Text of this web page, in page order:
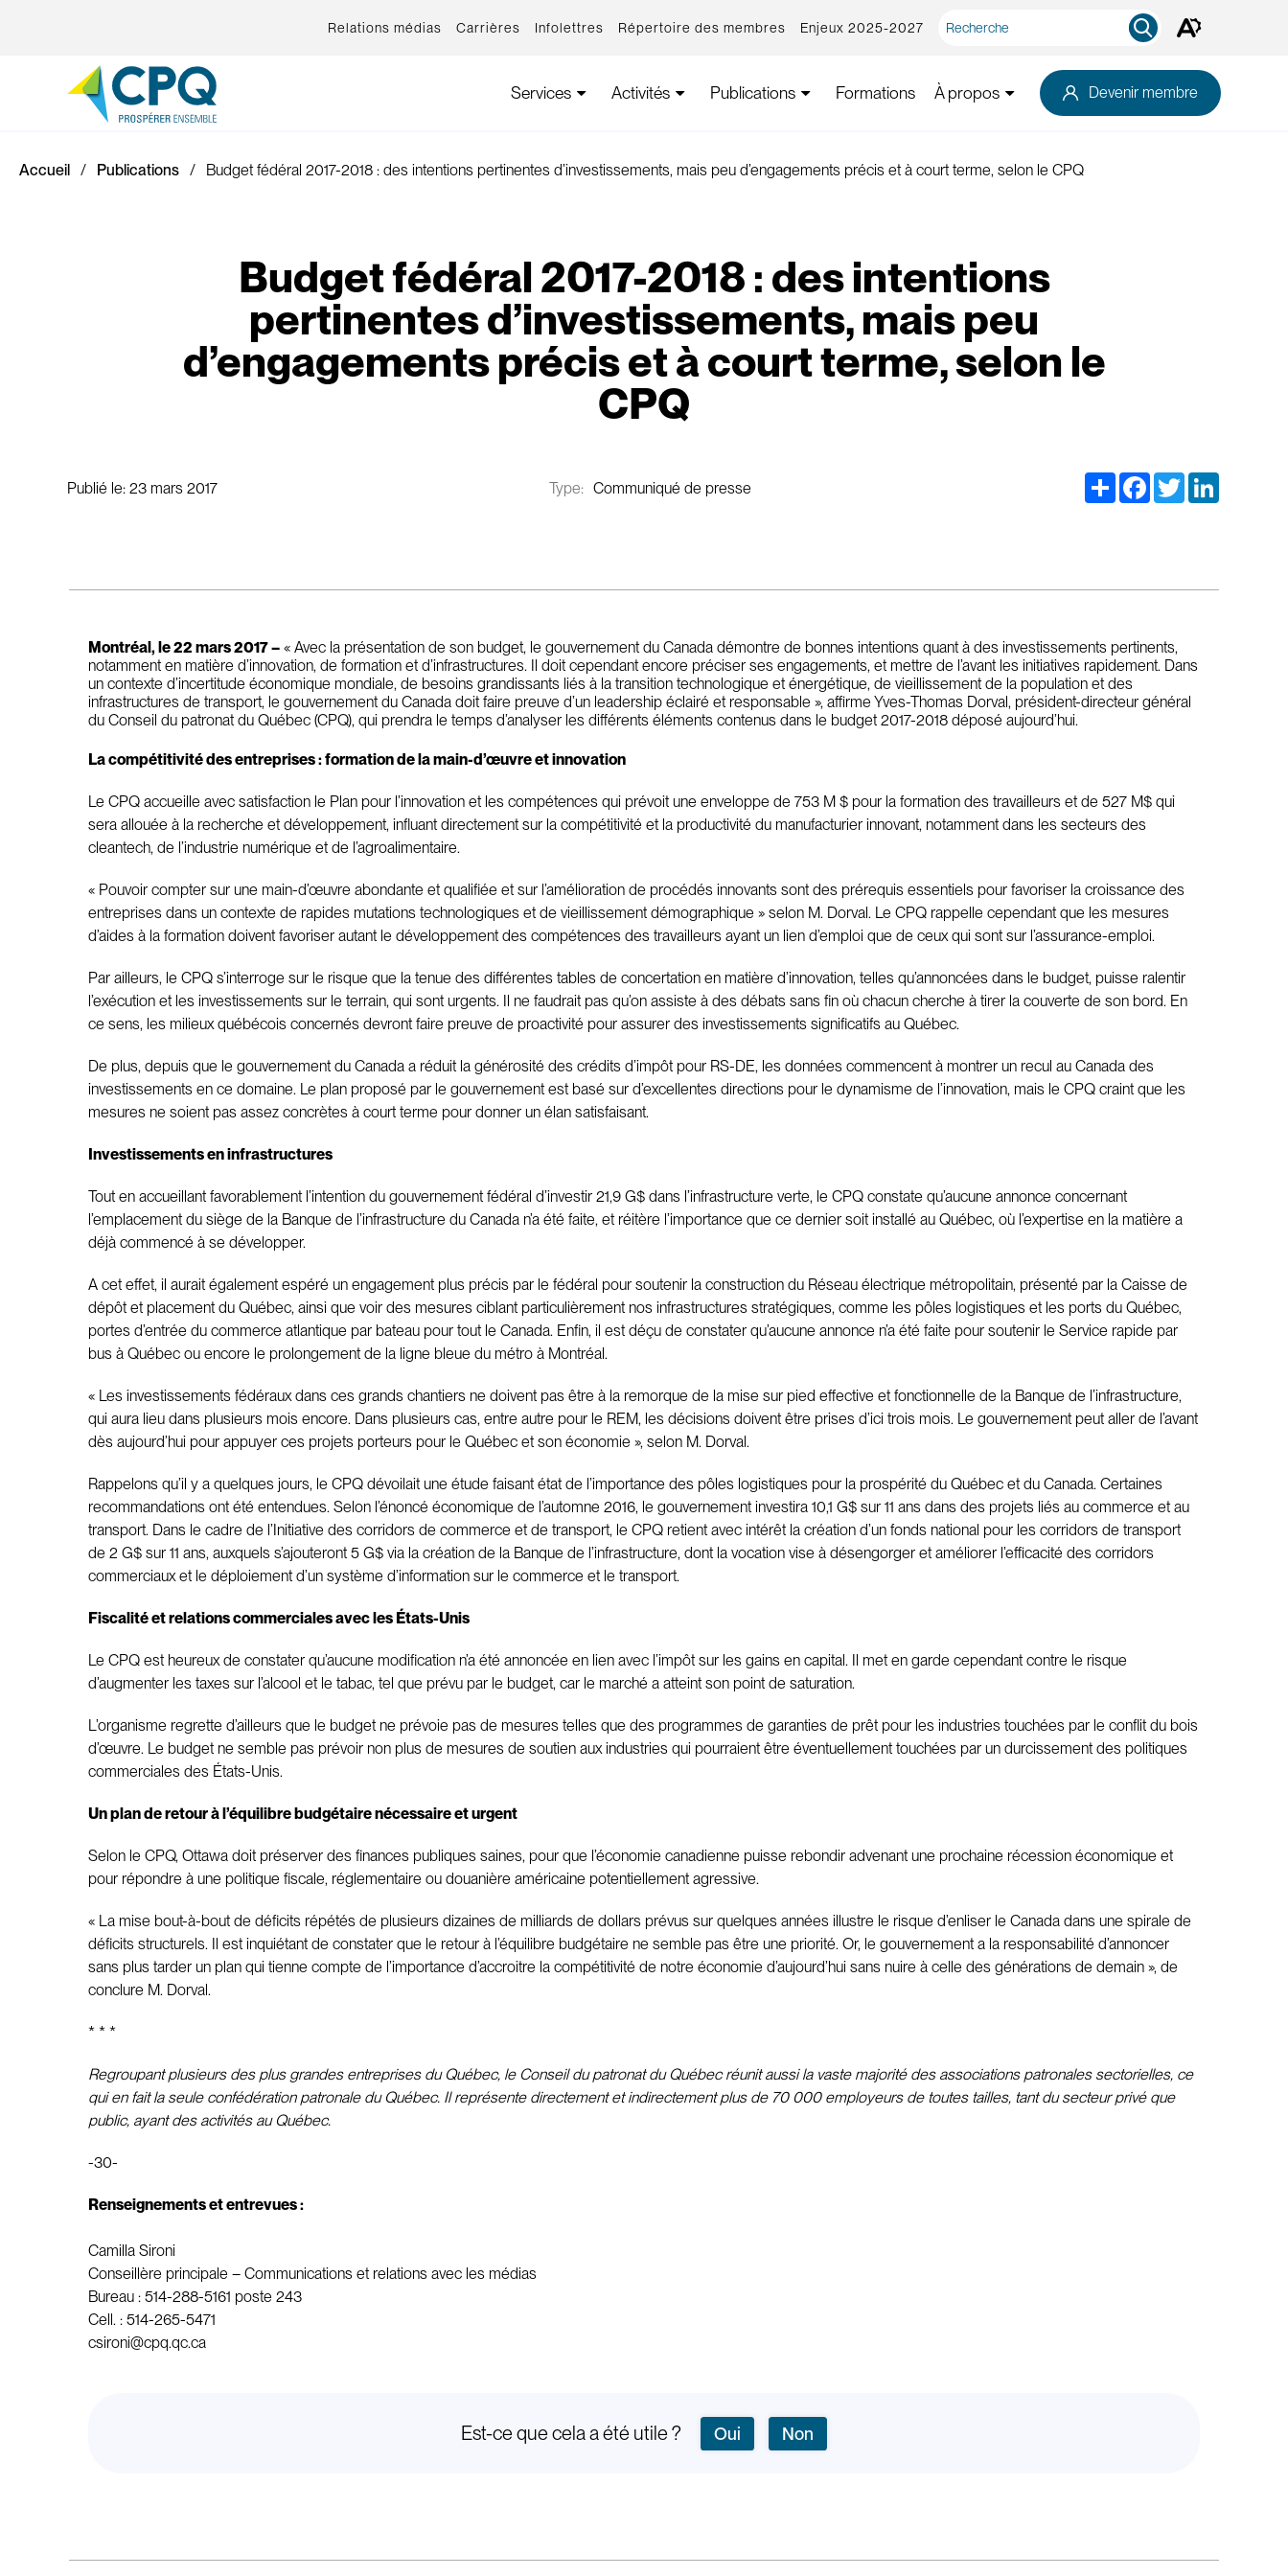
Relations médias Carrières Infolettres Répertoire des membres Enjeux 2025-2027
rapide
Ouvrez
d'outils
d'accessibilité.
Services Activités Publications Formations À propos Devenir membre
Accueil Publications Budget fédéral 2017-2018 : des intentions pertinentes d’investissements, mais peu d’engagements précis et à court terme, selon le CPQ
Budget fédéral 2017-2018 : des intentions
pertinentes d’investissements, mais peu
d’engagements précis et à court terme, selon le
CPQ
Publié le: 23 mars 2017 Type: Communiqué de presse Share Facebook
Twitter
Montréal, le 22 mars 2017 – « Avec la présentation de son budget, le gouvernement du Canada démontre de bonnes intentions quant à des investissements pertinents,
notamment en matière d’innovation, de formation et d’infrastructures. Il doit cependant encore préciser ses engagements, et mettre de l’avant les initiatives rapidement. Dans
un contexte d’incertitude économique mondiale, de besoins grandissants liés à la transition technologique et énergétique, de vieillissement de la population et des
infrastructures de transport, le gouvernement du Canada doit faire preuve d’un leadership éclairé et responsable », affirme Yves-Thomas Dorval, président-directeur général
du Conseil du patronat du Québec (CPQ), qui prendra le temps d’analyser les différents éléments contenus dans le budget 2017-2018 déposé aujourd’hui.
La compétitivité des entreprises : formation de la main-d’œuvre et innovation
Le CPQ accueille avec satisfaction le Plan pour l’innovation et les compétences qui prévoit une enveloppe de 753 M $ pour la formation des travailleurs et de 527 M$ qui
sera allouée à la recherche et développement, influant directement sur la compétitivité et la productivité du manufacturier innovant, notamment dans les secteurs des
cleantech, de l’industrie numérique et de l’agroalimentaire.
« Pouvoir compter sur une main-d’œuvre abondante et qualifiée et sur l’amélioration de procédés innovants sont des prérequis essentiels pour favoriser la croissance des
entreprises dans un contexte de rapides mutations technologiques et de vieillissement démographique » selon M. Dorval. Le CPQ rappelle cependant que les mesures
d’aides à la formation doivent favoriser autant le développement des compétences des travailleurs ayant un lien d’emploi que de ceux qui sont sur l’assurance-emploi.
Par ailleurs, le CPQ s’interroge sur le risque que la tenue des différentes tables de concertation en matière d’innovation, telles qu’annoncées dans le budget, puisse ralentir
l’exécution et les investissements sur le terrain, qui sont urgents. Il ne faudrait pas qu’on assiste à des débats sans fin où chacun cherche à tirer la couverte de son bord. En
ce sens, les milieux québécois concernés devront faire preuve de proactivité pour assurer des investissements significatifs au Québec.
De plus, depuis que le gouvernement du Canada a réduit la générosité des crédits d’impôt pour RS-DE, les données commencent à montrer un recul au Canada des
investissements en ce domaine. Le plan proposé par le gouvernement est basé sur d’excellentes directions pour le dynamisme de l’innovation, mais le CPQ craint que les
mesures ne soient pas assez concrètes à court terme pour donner un élan satisfaisant.
Investissements en infrastructures
Tout en accueillant favorablement l’intention du gouvernement fédéral d’investir 21,9 G$ dans l’infrastructure verte, le CPQ constate qu’aucune annonce concernant
l’emplacement du siège de la Banque de l’infrastructure du Canada n’a été faite, et réitère l’importance que ce dernier soit installé au Québec, où l’expertise en la matière a
déjà commencé à se développer.
A cet effet, il aurait également espéré un engagement plus précis par le fédéral pour soutenir la construction du Réseau électrique métropolitain, présenté par la Caisse de
dépôt et placement du Québec, ainsi que voir des mesures ciblant particulièrement nos infrastructures stratégiques, comme les pôles logistiques et les ports du Québec,
portes d’entrée du commerce atlantique par bateau pour tout le Canada. Enfin, il est déçu de constater qu’aucune annonce n’a été faite pour soutenir le Service rapide par
bus à Québec ou encore le prolongement de la ligne bleue du métro à Montréal.
« Les investissements fédéraux dans ces grands chantiers ne doivent pas être à la remorque de la mise sur pied effective et fonctionnelle de la Banque de l’infrastructure,
qui aura lieu dans plusieurs mois encore. Dans plusieurs cas, entre autre pour le REM, les décisions doivent être prises d’ici trois mois. Le gouvernement peut aller de l’avant
dès aujourd’hui pour appuyer ces projets porteurs pour le Québec et son économie », selon M. Dorval.
Rappelons qu’il y a quelques jours, le CPQ dévoilait une étude faisant état de l’importance des pôles logistiques pour la prospérité du Québec et du Canada. Certaines
recommandations ont été entendues. Selon l’énoncé économique de l’automne 2016, le gouvernement investira 10,1 G$ sur 11 ans dans des projets liés au commerce et au
transport. Dans le cadre de l’Initiative des corridors de commerce et de transport, le CPQ retient avec intérêt la création d’un fonds national pour les corridors de transport
de 2 G$ sur 11 ans, auxquels s’ajouteront 5 G$ via la création de la Banque de l’infrastructure, dont la vocation vise à désengorger et améliorer l’efficacité des corridors
commerciaux et le déploiement d’un système d’information sur le commerce et le transport.
Fiscalité et relations commerciales avec les États-Unis
Le CPQ est heureux de constater qu’aucune modification n’a été annoncée en lien avec l’impôt sur les gains en capital. Il met en garde cependant contre le risque
d’augmenter les taxes sur l’alcool et le tabac, tel que prévu par le budget, car le marché a atteint son point de saturation.
L’organisme regrette d’ailleurs que le budget ne prévoie pas de mesures telles que des programmes de garanties de prêt pour les industries touchées par le conflit du bois
d’œuvre. Le budget ne semble pas prévoir non plus de mesures de soutien aux industries qui pourraient être éventuellement touchées par un durcissement des politiques
commerciales des États-Unis.
Un plan de retour à l’équilibre budgétaire nécessaire et urgent
Selon le CPQ, Ottawa doit préserver des finances publiques saines, pour que l’économie canadienne puisse rebondir advenant une prochaine récession économique et
pour répondre à une politique fiscale, réglementaire ou douanière américaine potentiellement agressive.
« La mise bout-à-bout de déficits répétés de plusieurs dizaines de milliards de dollars prévus sur quelques années illustre le risque d’enliser le Canada dans une spirale de
déficits structurels. Il est inquiétant de constater que le retour à l’équilibre budgétaire ne semble pas être une priorité. Or, le gouvernement a la responsabilité d’annoncer
sans plus tarder un plan qui tienne compte de l’importance d’accroitre la compétitivité de notre économie d’aujourd’hui sans nuire à celle des générations de demain », de
conclure M. Dorval.
* * *
Regroupant plusieurs des plus grandes entreprises du Québec, le Conseil du patronat du Québec réunit aussi la vaste majorité des associations patronales sectorielles, ce
qui en fait la seule confédération patronale du Québec. Il représente directement et indirectement plus de 70 000 employeurs de toutes tailles, tant du secteur privé que
public, ayant des activités au Québec.
-30-
Renseignements et entrevues :
Camilla Sironi
Conseillère principale – Communications et relations avec les médias
Bureau : 514-288-5161 poste 243
Cell. : 514-265-5471
csironi@cpq.qc.ca
Est-ce que cela a été utile ? Oui Non